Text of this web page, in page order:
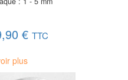
€ TTC
plus